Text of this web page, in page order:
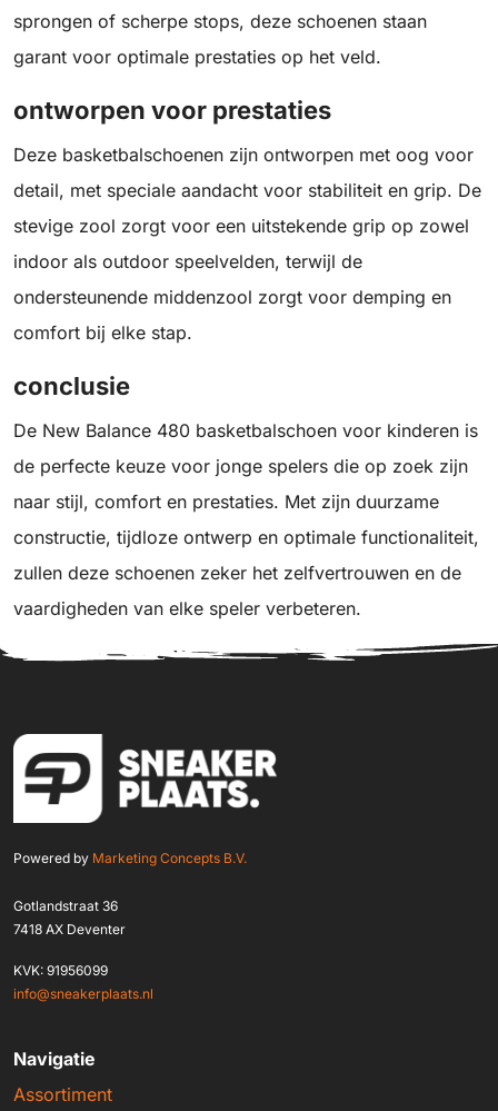
sprongen of scherpe stops, deze schoenen staan
garant voor optimale prestaties op het veld.
ontworpen voor prestaties
Deze basketbalschoenen zijn ontworpen met oog voor
detail, met speciale aandacht voor stabiliteit en grip. De
stevige zool zorgt voor een uitstekende grip op zowel
indoor als outdoor speelvelden, terwijl de
ondersteunende middenzool zorgt voor demping en
comfort bij elke stap.
conclusie
De New Balance 480 basketbalschoen voor kinderen is
de perfecte keuze voor jonge spelers die op zoek zijn
naar stijl, comfort en prestaties. Met zijn duurzame
constructie, tijdloze ontwerp en optimale functionaliteit,
zullen deze schoenen zeker het zelfvertrouwen en de
vaardigheden van elke speler verbeteren.
Powered by Marketing Concepts B.V.
Gotlandstraat 36
7418 AX Deventer
KVK: 91956099
info@sneakerplaats.nl
Navigatie
Assortiment